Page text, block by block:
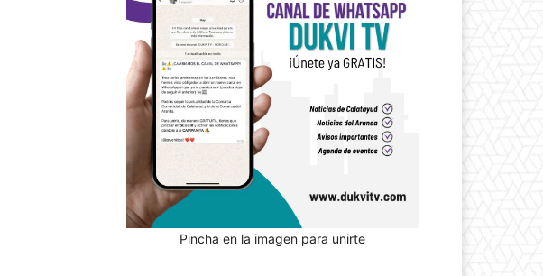
Pincha en la imagen para unirte